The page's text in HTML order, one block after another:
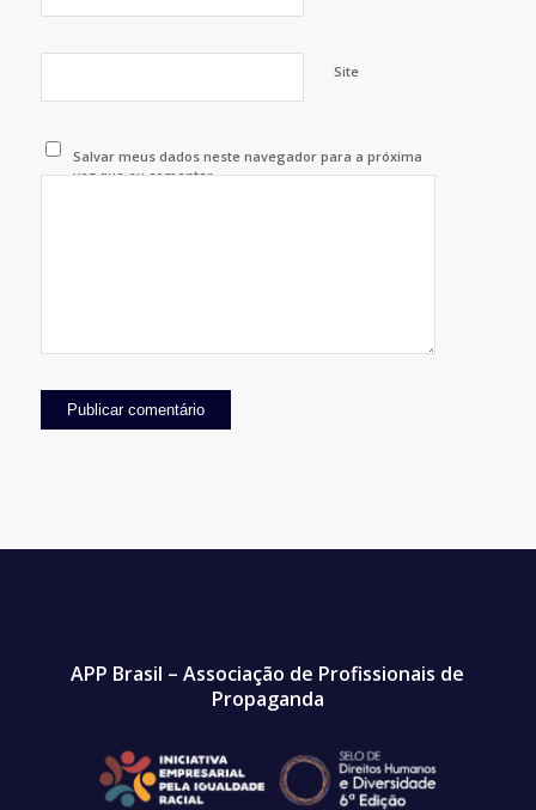
Site
Salvar meus dados neste navegador para a próxima
vez que eu comentar.
APP Brasil – Associação de Profissionais de
Propaganda